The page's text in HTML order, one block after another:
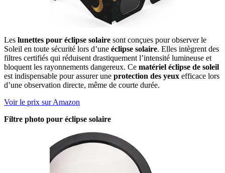
Les lunettes pour éclipse solaire sont conçues pour observer le
Soleil en toute sécurité lors d’une éclipse solaire. Elles intègrent des
filtres certifiés qui réduisent drastiquement l’intensité lumineuse et
bloquent les rayonnements dangereux. Ce matériel éclipse de soleil
est indispensable pour assurer une protection des yeux efficace lors
d’une observation directe, même de courte durée.
Voir le prix sur Amazon
Filtre photo pour éclipse solaire